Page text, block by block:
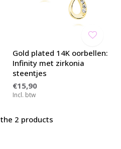
Gold plated 14K oorbellen:
Infinity met zirkonia
steentjes
€15,90
Incl. btw
2 products